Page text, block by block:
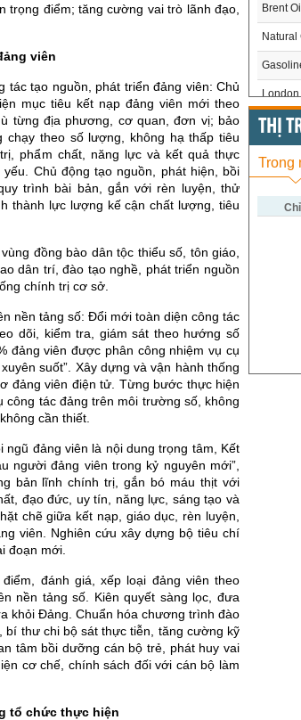
trọng điểm; tăng cường vai trò lãnh đạo,
viên
tác tạo nguồn, phát triển đảng viên: Chủ
mục tiêu kết nạp đảng viên mới theo
từng địa phương, cơ quan, đơn vị; bảo
chạy theo số lượng, không hạ thấp tiêu
phẩm chất, năng lực và kết quả thực
Chủ động tạo nguồn, phát hiện, bồi
trình bài bản, gắn với rèn luyện, thử
thành lực lượng kế cận chất lượng, tiêu
đồng bào dân tộc thiểu số, tôn giáo,
dân trí, đào tạo nghề, phát triển nguồn
chính trị cơ sở.
nền tảng số: Đổi mới toàn diện công tác
dõi, kiểm tra, giám sát theo hướng số
đảng viên được phân công nhiệm vụ cụ
suốt”. Xây dựng và vận hành thống
đảng viên điện tử. Từng bước thực hiện
công tác đảng trên môi trường số, không
cần thiết.
đảng viên là nội dung trọng tâm, Kết
người đảng viên trong kỷ nguyên mới”,
bản lĩnh chính trị, gắn bó máu thịt với
đạo đức, uy tín, năng lực, sáng tạo và
chẽ giữa kết nạp, giáo dục, rèn luyện,
viên. Nghiên cứu xây dựng bộ tiêu chí
đoạn mới.
đánh giá, xếp loại đảng viên theo
nền tảng số. Kiên quyết sàng lọc, đưa
khỏi Đảng. Chuẩn hóa chương trình đào
thư chi bộ sát thực tiễn, tăng cường kỹ
tâm bồi dưỡng cán bộ trẻ, phát huy vai
cơ chế, chính sách đối với cán bộ làm
tổ chức thực hiện
Brent
Natural
London
US
US
US
THỊ
Trong